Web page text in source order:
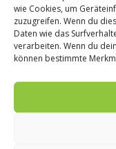
wie Cookies, um
zuzugreifen. Wenn du
Daten wie das
verarbeiten. Wenn du
können bestimmte
weiter